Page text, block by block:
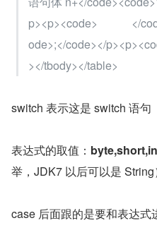
p><p><code>
ode>;</code></
></tbody></table>
switch 表示这是 switch 语句
表达式的取值：
举，JDK7 以后可以是 String
case 后面跟的是要和表达式